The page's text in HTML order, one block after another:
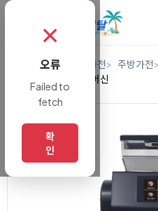
렌탈 디지털/가전 주방가전
업소용에스프레소머신
✗
오류
Failed to
fetch
확
인